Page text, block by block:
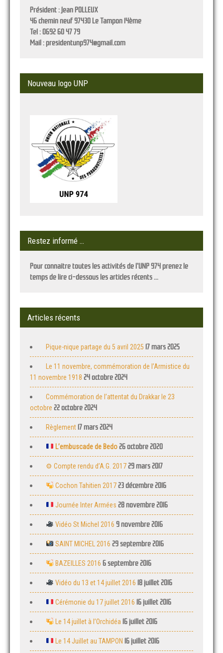
Président :Jean POLLEUX
46 chemin neuf 97430 Le Tampon 14ème
Tel : 0692 60 47 79
Mail : presidentunp974@gmail.com
Nouveau logo UNP
Restez informé …
Pour connaitre toutes les activités de l'UNP 974 prenez le
temps de lire ci-dessous les articles récents ...
Articles récents
Pique-nique partage du 5 avril 2025 17 mars 2025
Le 11 novembre, commémoration de l’Armistice du
11 novembre 1918 24 octobre 2024
Commémoration de l’attentat du Drakkar le 23
octobre 22 octobre 2024
Règlement17 mars 2024
L’embuscade de Bedo26 octobre 2020
⚙ Compte rendu d’A.G. 201729 mars 2017
Cochon Tahitien 201723 décembre 2016
Journée Inter Armées 28 novembre 2016
Vidéo St Michel 2016 9 novembre 2016
SAINT MICHEL 2016 29 septembre 2016
BAZEILLES 2016 6 septembre 2016
Vidéo du 13 et 14 juillet 2016 18 juillet 2016
Cérémonie du 17 juillet 2016 16 juillet 2016
Le 14 juillet à l’Orchidéa 16 juillet 2016
Le 14 Juillet au TAMPON 16 juillet 2016